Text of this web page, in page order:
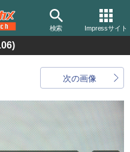
検索 Impressサイト
次の画像